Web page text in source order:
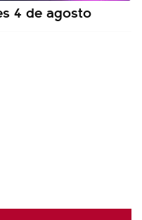
4 de agosto